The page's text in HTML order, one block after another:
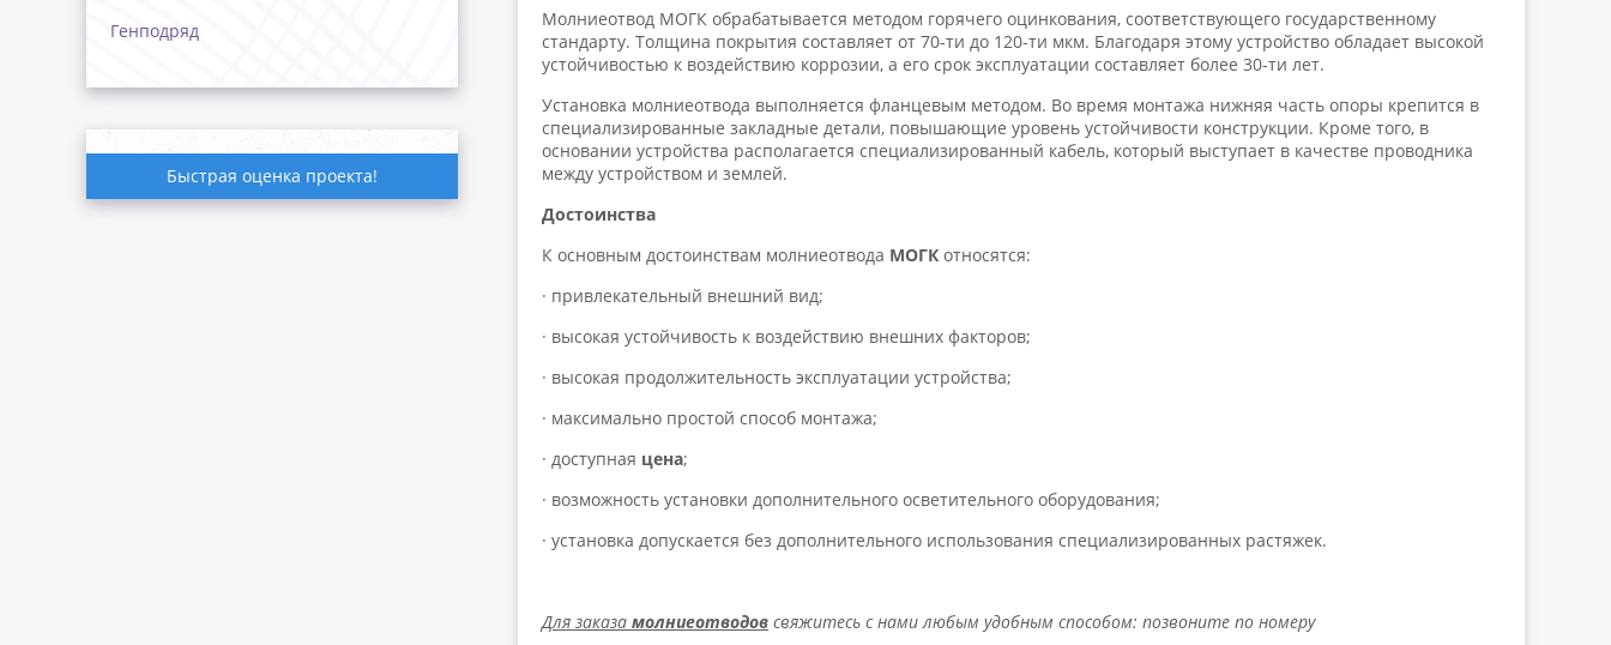
Генподряд
Быстрая оценка проекта!
Молниеотвод МОГК обрабатывается методом горячего оцинкования, соответствующего государственному
стандарту. Толщина покрытия составляет от 70-ти до 120-ти мкм. Благодаря этому устройство обладает высокой
устойчивостью к воздействию коррозии, а его срок эксплуатации составляет более 30-ти лет.
Установка молниеотвода выполняется фланцевым методом. Во время монтажа нижняя часть опоры крепится в
специализированные закладные детали, повышающие уровень устойчивости конструкции. Кроме того, в
основании устройства располагается специализированный кабель, который выступает в качестве проводника
между устройством и землей.
Достоинства
К основным достоинствам молниеотвода МОГК относятся:
· привлекательный внешний вид;
· высокая устойчивость к воздействию внешних факторов;
· высокая продолжительность эксплуатации устройства;
· максимально простой способ монтажа;
· доступная цена;
· возможность установки дополнительного осветительного оборудования;
· установка допускается без дополнительного использования специализированных растяжек.
Для заказа молниеотводов свяжитесь с нами любым удобным способом: позвоните по номеру